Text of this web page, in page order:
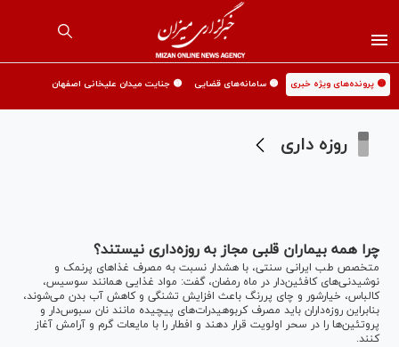
🟡 پرونده‌های ویژه خبری 🟡 سامانه‌های قضایی 🟡 جنایت میدان علیخانی اصفهان
روزه داری
چرا همه بیماران قلبی مجاز به روزه‌داری نیستند؟
متخصص طب ایرانی سنتی، با هشدار نسبت به مصرف غذاهای پرنمک و
نوشیدنی‌های کافئین‌دار در ماه رمضان، گفت: مواد غذایی همانند سوسیس،
کالباس، خیارشور و چای پررنگ باعث افزایش تشنگی و کاهش آب بدن می‌شوند،
بنابراین روزه‌داران باید مصرف کربوهیدرات‌های پیچیده مانند نان سبوس‌دار و
پروتئین‌ها را در سحر اولویت قرار دهند و افطار را با مایعات گرم و آرامش آغاز
کنند.